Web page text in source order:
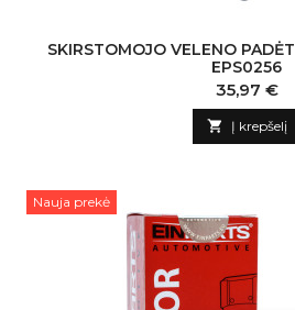
SKIRSTOMOJO VELENO
EPS0256
Kaina
35,97 €
 Į krepšelį
Nauja prekė